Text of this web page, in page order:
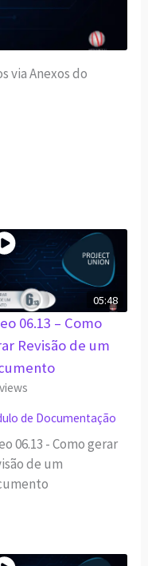
via Anexos do
05:48
06.13 – Como
Revisão de um
views
de Documentação
06.13 - Como gerar
de um